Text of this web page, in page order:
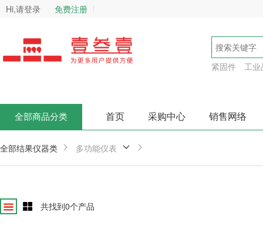
Hi,请登录 免费注册
紧固件 工业
全部商品分类 首页 采购中心 销售网络
全部结果仪器类 多功能仪表
共找到0个产品